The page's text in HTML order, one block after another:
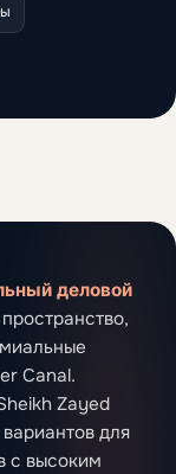
деловой
Canal.
Zayed
для
с высоким